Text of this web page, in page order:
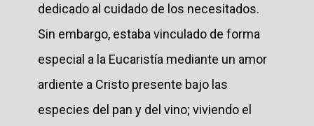
dedicado al cuidado de los necesitados.
Sin embargo, estaba vinculado de forma
especial a la Eucaristía mediante un amor
ardiente a Cristo presente bajo las
especies del pan y del vino; viviendo el